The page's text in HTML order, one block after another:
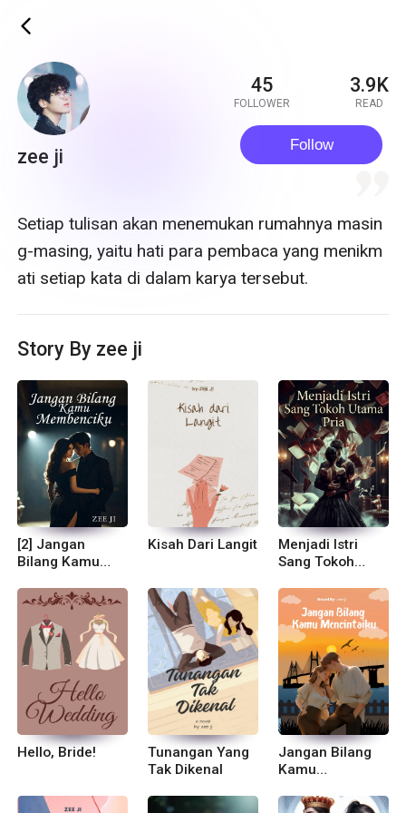
ic_back
zee ji
45
FOLLOWER
3.9K
READ
Follow
Setiap tulisan akan menemukan rumahnya masin
g-masing, yaitu hati para pembaca yang menikm
ati setiap kata di dalam karya tersebut.
Story By zee ji
[2] Jangan
Bilang Kamu
Kisah Dari Langit
Menjadi Istri
Sang Tokoh
Hello, Bride!
Tunangan Yang
Tak Dikenal
Jangan Bilang
Kamu